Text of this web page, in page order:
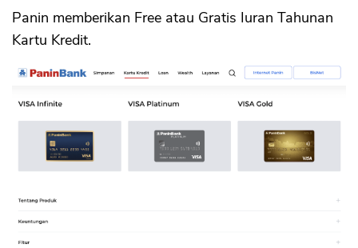
Panin memberikan Free atau Gratis Iuran Tahunan
Kartu Kredit.